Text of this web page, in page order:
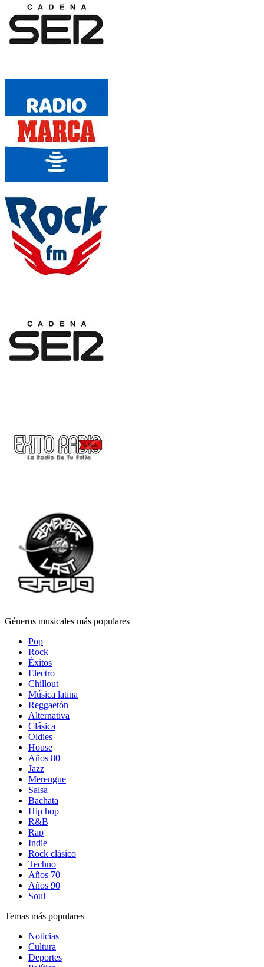
Géneros musicales más populares
Pop
Rock
Éxitos
Electro
Chillout
Música latina
Reggaetón
Alternativa
Clásica
Oldies
House
Años 80
Jazz
Merengue
Salsa
Bachata
Hip hop
R&B
Rap
Indie
Rock clásico
Techno
Años 70
Años 90
Soul
Temas más populares
Noticias
Cultura
Deportes